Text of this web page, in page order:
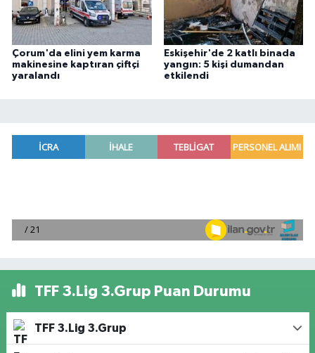
Çorum'da elini yem karma
makinesine kaptıran çiftçi
yaralandı
Eskişehir'de 2 katlı binada
yangın: 5 kişi dumandan
etkilendi
TFF 3.Lig 3.Grup Puan Durumu
TFF 3.Lig 3.Grup